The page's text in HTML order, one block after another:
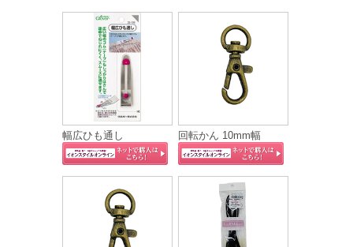
幅広ひも通し 回転かん 10mm幅